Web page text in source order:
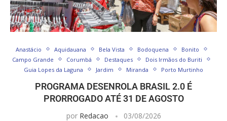
Anastácio Aquidauana Bela Vista Bodoquena
Bonito
Campo Grande
Corumbá Destaques
Dois Irmãos do Buriti
Guia Lopes da Laguna
Jardim Miranda Porto Murtinho
PROGRAMA DESENROLA BRASIL 2.0 É
PRORROGADO ATÉ 31 DE AGOSTO
por Redacao 03/08/2026